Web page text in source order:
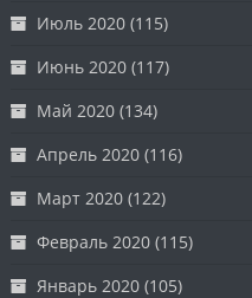
Июль 2020 (115)
Июнь 2020 (117)
Май 2020 (134)
Апрель 2020 (116)
Март 2020 (122)
Февраль 2020 (115)
Январь 2020 (105)